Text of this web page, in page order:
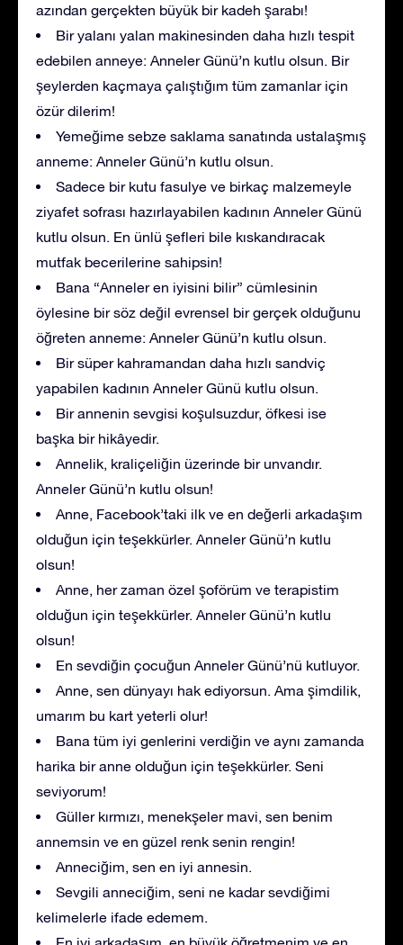
azından gerçekten büyük bir kadeh şarabı!
Bir yalanı yalan makinesinden daha hızlı tespit
edebilen anneye: Anneler Günü’n kutlu olsun. Bir
şeylerden kaçmaya çalıştığım tüm zamanlar için
özür dilerim!
Yemeğime sebze saklama sanatında ustalaşmış
anneme: Anneler Günü’n kutlu olsun.
Sadece bir kutu fasulye ve birkaç malzemeyle
ziyafet sofrası hazırlayabilen kadının Anneler Günü
kutlu olsun. En ünlü şefleri bile kıskandıracak
mutfak becerilerine sahipsin!
Bana “Anneler en iyisini bilir” cümlesinin
öylesine bir söz değil evrensel bir gerçek olduğunu
öğreten anneme: Anneler Günü’n kutlu olsun.
Bir süper kahramandan daha hızlı sandviç
yapabilen kadının Anneler Günü kutlu olsun.
Bir annenin sevgisi koşulsuzdur, öfkesi ise
başka bir hikâyedir.
Annelik, kraliçeliğin üzerinde bir unvandır.
Anneler Günü’n kutlu olsun!
Anne, Facebook’taki ilk ve en değerli arkadaşım
olduğun için teşekkürler. Anneler Günü’n kutlu
olsun!
Anne, her zaman özel şoförüm ve terapistim
olduğun için teşekkürler. Anneler Günü’n kutlu
olsun!
En sevdiğin çocuğun Anneler Günü’nü kutluyor.
Anne, sen dünyayı hak ediyorsun. Ama şimdilik,
umarım bu kart yeterli olur!
Bana tüm iyi genlerini verdiğin ve aynı zamanda
harika bir anne olduğun için teşekkürler. Seni
seviyorum!
Güller kırmızı, menekşeler mavi, sen benim
annemsin ve en güzel renk senin rengin!
Anneciğim, sen en iyi annesin.
Sevgili anneciğim, seni ne kadar sevdiğimi
kelimelerle ifade edemem.